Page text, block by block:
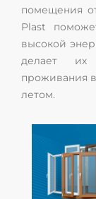
помещения
Plast
высокой
делает их
проживания
летом.